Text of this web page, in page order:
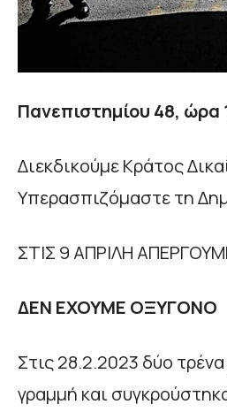
Πανεπιστημίου 48, ώρα
Διεκδικούμε Κράτος
Υπερασπιζόμαστε τη
ΣΤΙΣ 9 ΑΠΡΙΛΗ
ΔΕΝ ΕΧΟΥΜΕ ΟΞΥΓΟΝΟ
Στις 28.2.2023 δύο
γραμμή και